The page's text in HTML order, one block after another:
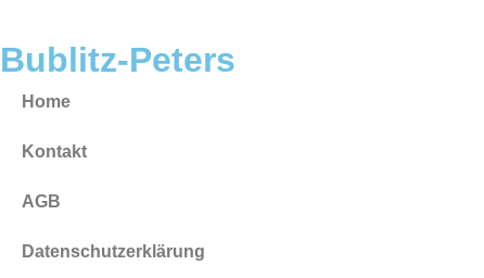
Bublitz-Peters
Home
Kontakt
AGB
Datenschutzerklärung